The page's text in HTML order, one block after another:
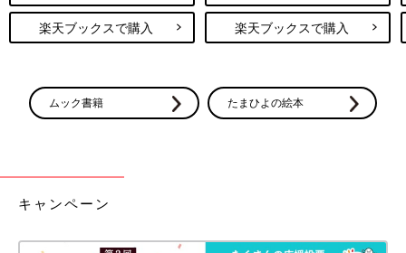
楽天ブックスで購入 楽天ブックスで購入
ムック書籍 たまひよの絵本
キャンペーン